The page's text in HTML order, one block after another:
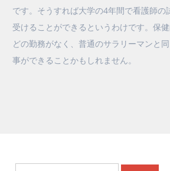
です。そうすれば大学の4年間で看護師の
受けることができるというわけです。保
どの勤務がなく、普通のサラリーマンと
事ができることかもしれません。